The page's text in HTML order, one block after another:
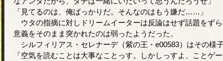
「見てるのは、俺ばっかりだ。そんなのはもう嫌だ……」
ウタの指摘に対しドリームイーターは反論はせず話題をず
意義をそのまま突かれたのは弱ったようだった。
シルフィリアス・セレナーデ（紫の王・e00583）はその様
「空気を読むことは大事なことっす。しかしっすよ、ことゲ